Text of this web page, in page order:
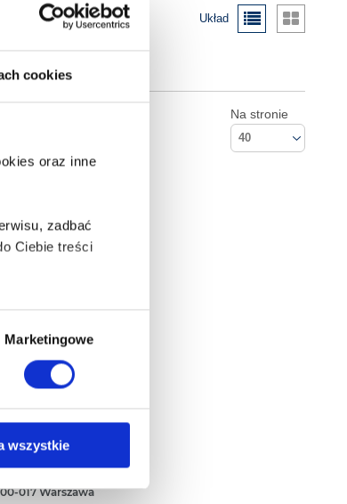
cookies
oraz inne
zadbać
Ciebie treści
które wymagają
Marketingowe
wszystkie
Układ
Na stronie
40
Empik S.A
00-017 Warszawa